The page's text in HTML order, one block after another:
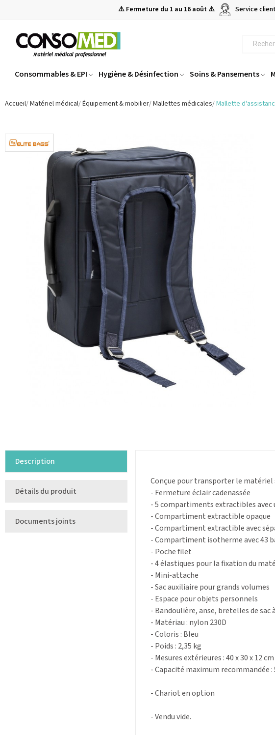
⚠️ Fermeture du 1 au 16 août ⚠️ Service
Consommables & EPI Hygiène & Désinfection Soins & Pansements
Accueil Matériel médical Équipement & mobilier Mallettes médicales Mallette
Description
Détails du produit
Documents joints
Conçue pour transporter le
- Fermeture éclair cadenassée
- 5 compartiments extractibles
- Compartiment extractible opaque
- Compartiment extractible avec
- Compartiment isotherme avec 43
- Poche filet
- 4 élastiques pour la fixation du
- Mini-attache
- Sac auxiliaire pour grands volumes
- Espace pour objets personnels
- Bandoulière, anse, bretelles de sac
- Matériau : nylon 230D
- Coloris : Bleu
- Poids : 2,35 kg
- Mesures extérieures : 40 x 30 x 12
- Capacité maximum recommandée :
- Chariot en option
- Vendu vide.